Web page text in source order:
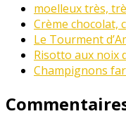
moelleux très,
Crème chocolat,
Le Tourment
Risotto aux noix
Champignons